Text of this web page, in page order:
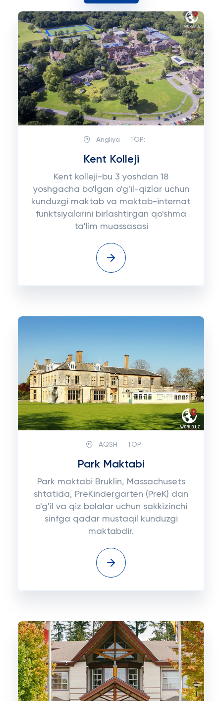
Angliya TOP:
Kent Kolleji
Kent kolleji-bu 3 yoshdan 18
yoshgacha bo'lgan o'g'il-qizlar uchun
kunduzgi maktab va maktab-internat
funktsiyalarini birlashtirgan qo'shma
ta'lim muassasasi
AQSH TOP:
Park Maktabi
Park maktabi Bruklin, Massachusets
shtatida, PreKindergarten (PreK) dan
o'g'il va qiz bolalar uchun sakkizinchi
sinfga qadar mustaqil kunduzgi
maktabdir.